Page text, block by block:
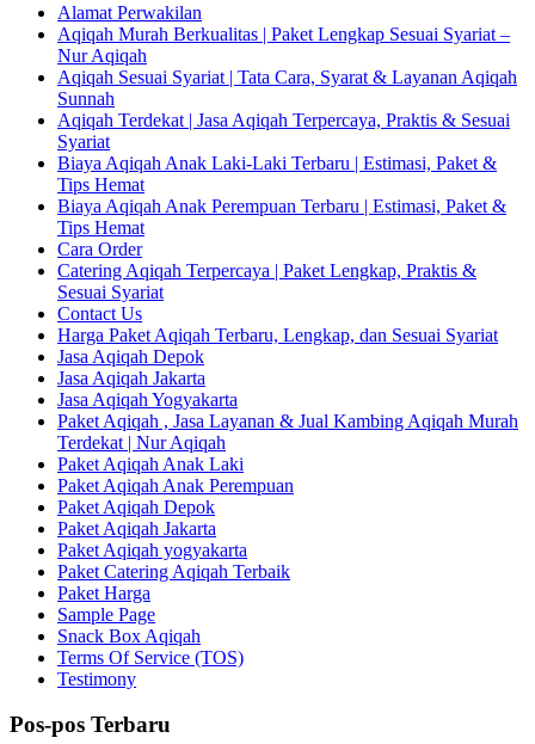
Alamat Perwakilan
Aqiqah Murah Berkualitas | Paket Lengkap Sesuai Syariat –
Nur Aqiqah
Aqiqah Sesuai Syariat | Tata Cara, Syarat & Layanan Aqiqah
Sunnah
Aqiqah Terdekat | Jasa Aqiqah Terpercaya, Praktis & Sesuai
Syariat
Biaya Aqiqah Anak Laki-Laki Terbaru | Estimasi, Paket &
Tips Hemat
Biaya Aqiqah Anak Perempuan Terbaru | Estimasi, Paket &
Tips Hemat
Cara Order
Catering Aqiqah Terpercaya | Paket Lengkap, Praktis &
Sesuai Syariat
Contact Us
Harga Paket Aqiqah Terbaru, Lengkap, dan Sesuai Syariat
Jasa Aqiqah Depok
Jasa Aqiqah Jakarta
Jasa Aqiqah Yogyakarta
Paket Aqiqah , Jasa Layanan & Jual Kambing Aqiqah Murah
Terdekat | Nur Aqiqah
Paket Aqiqah Anak Laki
Paket Aqiqah Anak Perempuan
Paket Aqiqah Depok
Paket Aqiqah Jakarta
Paket Aqiqah yogyakarta
Paket Catering Aqiqah Terbaik
Paket Harga
Sample Page
Snack Box Aqiqah
Terms Of Service (TOS)
Testimony
Pos-pos Terbaru